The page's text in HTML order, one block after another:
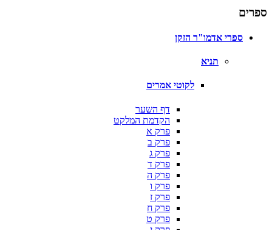
ספרים
ספרי אדמו"ר הזקן
תניא
לקוטי אמרים
דף השער
הקדמת המלקט
פרק א
פרק ב
פרק ג
פרק ד
פרק ה
פרק ו
פרק ז
פרק ח
פרק ט